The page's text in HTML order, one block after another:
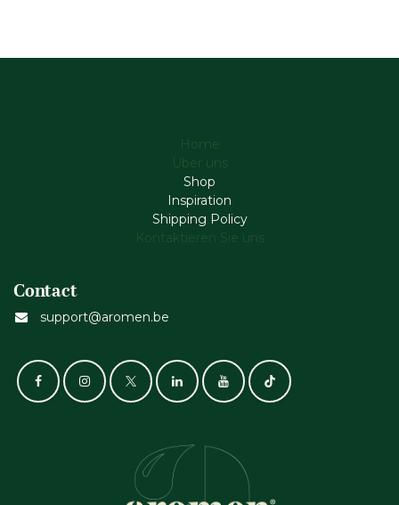
Home
Über uns
Shop
Inspiration
Shipping Policy
Kontaktieren Sie uns
Contact
support@aromen.be